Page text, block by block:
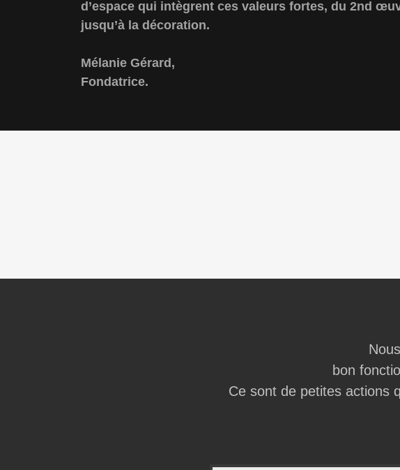
d’espace qui intègrent ces valeurs fortes, du 2nd
jusqu’à la décoration.
Mélanie Gérard,
Fondatrice.
bon
Ce sont de petites actions